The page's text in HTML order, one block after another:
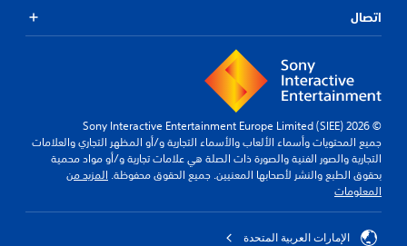
اتصال
© 2026 Sony Interactive Entertainment Europe Limited (SIEE)
جميع المحتويات وأسماء الألعاب والأسماء التجارية و/أو المظهر التجاري والعلامات
التجارية والصور الفنية والصورة ذات الصلة هي علامات تجارية و/أو مواد محمية
بحقوق الطبع والنشر لأصحابها المعنيين. جميع الحقوق محفوظة. المزيد من
المعلومات
الإمارات العربية المتحدة